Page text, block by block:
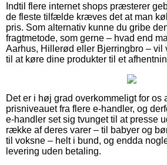
Indtil flere internet shops præsterer
de fleste tilfælde kræves det at man
pris. Som alternativ kunne du gribe
fragtmetode, som gerne – hvad end
Aarhus, Hillerød eller Bjerringbro – vil
til at køre dine produkter til et
Det er i høj grad overkommeligt for os
prisniveauet fra flere e-handler, og
e-handler set sig tvunget til at presse
række af deres varer – til babyer og
til voksne – helt i bund, og endda
levering uden betaling.